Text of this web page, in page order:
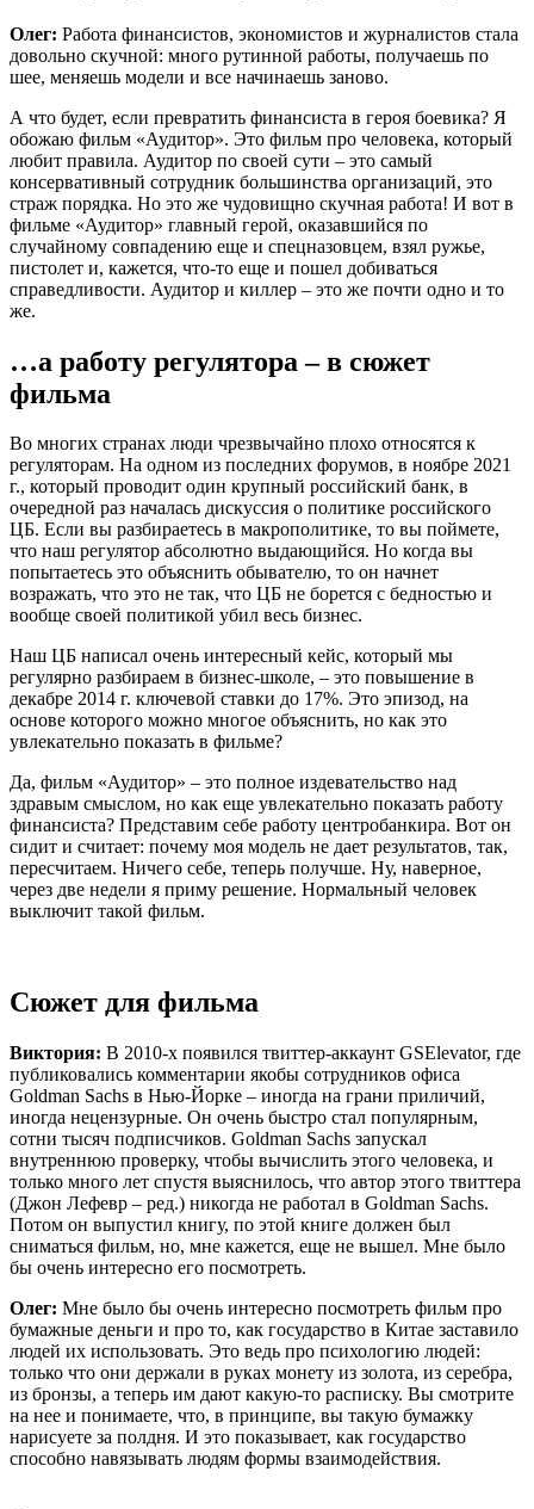
Олег: Работа финансистов, экономистов и журналистов стала
довольно скучной: много рутинной работы, получаешь по
шее, меняешь модели и все начинаешь заново.
А что будет, если превратить финансиста в героя боевика? Я
обожаю фильм «Аудитор». Это фильм про человека, который
любит правила. Аудитор по своей сути – это самый
консервативный сотрудник большинства организаций, это
страж порядка. Но это же чудовищно скучная работа! И вот в
фильме «Аудитор» главный герой, оказавшийся по
случайному совпадению еще и спецназовцем, взял ружье,
пистолет и, кажется, что-то еще и пошел добиваться
справедливости. Аудитор и киллер – это же почти одно и то
же.
…а работу регулятора – в сюжет
фильма
Во многих странах люди чрезвычайно плохо относятся к
регуляторам. На одном из последних форумов, в ноябре 2021
г., который проводит один крупный российский банк, в
очередной раз началась дискуссия о политике российского
ЦБ. Если вы разбираетесь в макрополитике, то вы поймете,
что наш регулятор абсолютно выдающийся. Но когда вы
попытаетесь это объяснить обывателю, то он начнет
возражать, что это не так, что ЦБ не борется с бедностью и
вообще своей политикой убил весь бизнес.
Наш ЦБ написал очень интересный кейс, который мы
регулярно разбираем в бизнес-школе, – это повышение в
декабре 2014 г. ключевой ставки до 17%. Это эпизод, на
основе которого можно многое объяснить, но как это
увлекательно показать в фильме?
Да, фильм «Аудитор» – это полное издевательство над
здравым смыслом, но как еще увлекательно показать работу
финансиста? Представим себе работу центробанкира. Вот он
сидит и считает: почему моя модель не дает результатов, так,
пересчитаем. Ничего себе, теперь получше. Ну, наверное,
через две недели я приму решение. Нормальный человек
выключит такой фильм.
Сюжет для фильма
Виктория: В 2010-х появился твиттер-аккаунт GSElevator, где
публиковались комментарии якобы сотрудников офиса
Goldman Sachs в Нью-Йорке – иногда на грани приличий,
иногда нецензурные. Он очень быстро стал популярным,
сотни тысяч подписчиков. Goldman Sachs запускал
внутреннюю проверку, чтобы вычислить этого человека, и
только много лет спустя выяснилось, что автор этого твиттера
(Джон Лефевр – ред.) никогда не работал в Goldman Sachs.
Потом он выпустил книгу, по этой книге должен был
сниматься фильм, но, мне кажется, еще не вышел. Мне было
бы очень интересно его посмотреть.
Олег: Мне было бы очень интересно посмотреть фильм про
бумажные деньги и про то, как государство в Китае заставило
людей их использовать. Это ведь про психологию людей:
только что они держали в руках монету из золота, из серебра,
из бронзы, а теперь им дают какую-то расписку. Вы смотрите
на нее и понимаете, что, в принципе, вы такую бумажку
нарисуете за полдня. И это показывает, как государство
способно навязывать людям формы взаимодействия.